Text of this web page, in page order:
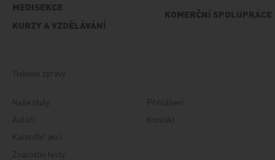
MEDISEKCE
KURZY A VZDĚLÁVÁNÍ
KOMERČNÍ SPOLUPRÁCE
Tiskové zprávy
Naše tituly
Autoři
Kalendář akcí
Znalostní testy
Přihlášení
Kontakt